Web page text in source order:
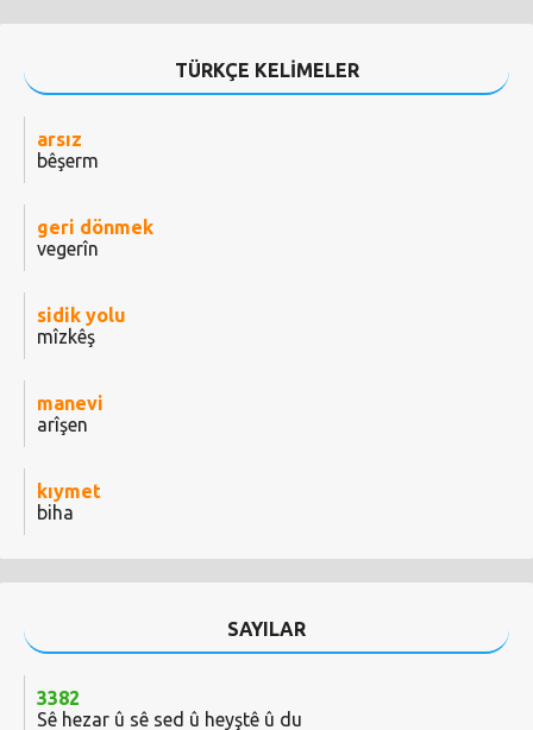
TÜRKÇE KELİMELER
arsız
bêşerm
geri dönmek
vegerîn
sidik yolu
mîzkêş
manevi
arîşen
kıymet
biha
SAYILAR
3382
Sê hezar û sê sed û heyştê û du